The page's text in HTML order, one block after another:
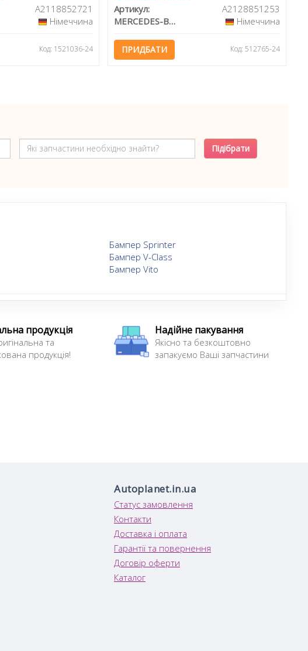
A2118852721
Німеччина
Код: 1521036-24
Артикул:
A2128851253
MERCEDES-BENZ
Німеччина
ПРИДБАТИ Код: 512765-24
Підібрати
Бампер Sprinter
Бампер V-Class
Бампер Vito
продукція
та
продукція!
Надійне пакування
Якісно та безкоштовно
запакуємо Ваші запчастини
Autoplanet.in.ua
Статус замовлення
Контакти
Доставка і оплата
Гарантії та повернення
Договір оферти
Каталог